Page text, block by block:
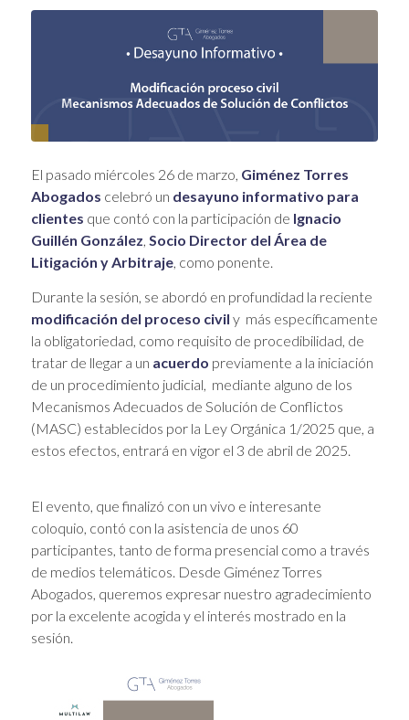
El pasado miércoles 26 de marzo, Giménez Torres
Abogados celebró un desayuno informativo para
clientes que contó con la participación de Ignacio
Guillén González, Socio Director del Área de
Litigación y Arbitraje, como ponente.
Durante la sesión, se abordó en profundidad la reciente
modificación del proceso civil y más específicamente
la obligatoriedad, como requisito de procedibilidad, de
tratar de llegar a un acuerdo previamente a la iniciación
de un procedimiento judicial, mediante alguno de los
Mecanismos Adecuados de Solución de Conflictos
(MASC) establecidos por la Ley Orgánica 1/2025 que, a
estos efectos, entrará en vigor el 3 de abril de 2025.
El evento, que finalizó con un vivo e interesante
coloquio, contó con la asistencia de unos 60
participantes, tanto de forma presencial como a través
de medios telemáticos. Desde Giménez Torres
Abogados, queremos expresar nuestro agradecimiento
por la excelente acogida y el interés mostrado en la
sesión.